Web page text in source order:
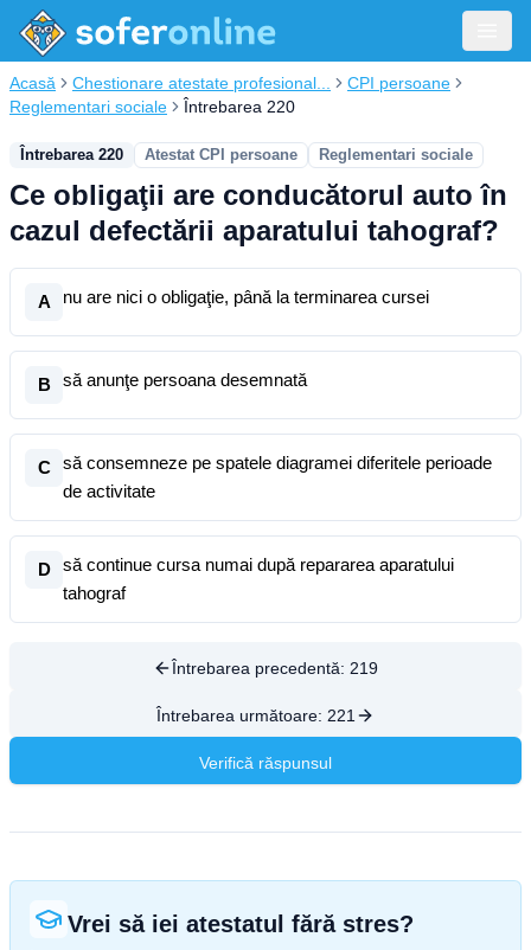
Acasă Chestionare atestate profesional...
CPI persoane
Reglementari sociale
Întrebarea 220
Întrebarea 220 Atestat CPI persoane Reglementari sociale
Ce obligaţii are conducătorul auto în
cazul defectării aparatului tahograf?
A nu are nici o obligaţie, până la terminarea cursei
B să anunţe persoana desemnată
C
să consemneze pe spatele diagramei diferitele perioade
de activitate
D
să continue cursa numai după repararea aparatului
tahograf
Întrebarea precedentă: 219
Întrebarea următoare: 221
Verifică răspunsul
Vrei să iei atestatul fără stres?